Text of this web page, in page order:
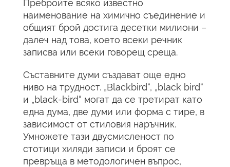
Пребройте всяко известно
наименование на химично съединение и
общият брой достига десетки милиони –
далеч над това, което всеки речник
записва или всеки говорещ среща.
Съставните думи създават още едно
ниво на трудност. „Blackbird“, „black bird“
и „black-bird“ могат да се третират като
една дума, две думи или форма с тире, в
зависимост от стиловия наръчник.
Умножете тази двусмисленост по
стотици хиляди записи и броят се
превръща в методологичен въпрос,